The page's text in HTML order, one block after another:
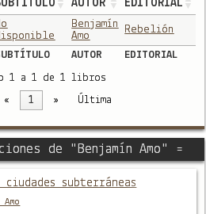
AUTOR EDITORIAL
Benjamín
Amo
Rebelión
AUTOR
EDITORIAL
1 a 1 de 1 libros
« 1 » Última
de "Benjamín Amo" =
ciudades subterráneas